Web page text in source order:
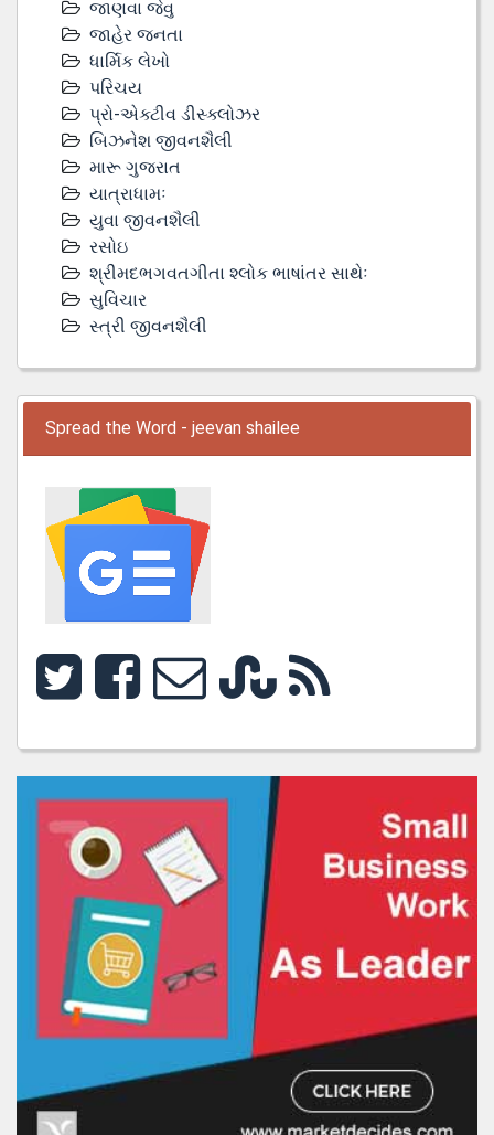
જાણવા જેવુ
જાહેર જનતા
ધાર્મિક લેખો
પરિચય
પ્રો-એક્ટીવ ડીસ્‍ક્લોઝર
બિઝનેશ જીવનશૈલી
મારૂ ગુજરાત
યાત્રાધામઃ
યુવા જીવનશૈલી
રસોઇ
શ્રીમદભગવતગીતા શ્લોક ભાષાંતર સાથેઃ
સુવિચાર
સ્ત્રી જીવનશૈલી
Spread the Word - jeevan shailee